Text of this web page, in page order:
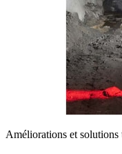
Améliorations et solutions